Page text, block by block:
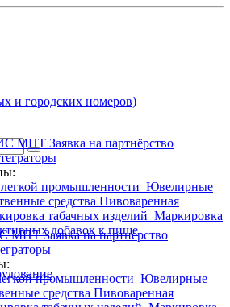
ИС МПТ Заявка на партнёрство
промышленности Ювелирные
средства Пивоваренная
табачных изделий Маркировка
добавок к пище
и городских номеров)
ИС МПТЗаявка на партнёрство
промышленности Ювелирные
средства Пивоваренная